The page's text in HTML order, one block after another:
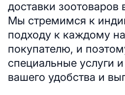
доставки зоотоваров
Мы стремимся к
подходу к каждому
покупателю, и
специальные услуги
вашего удобства и